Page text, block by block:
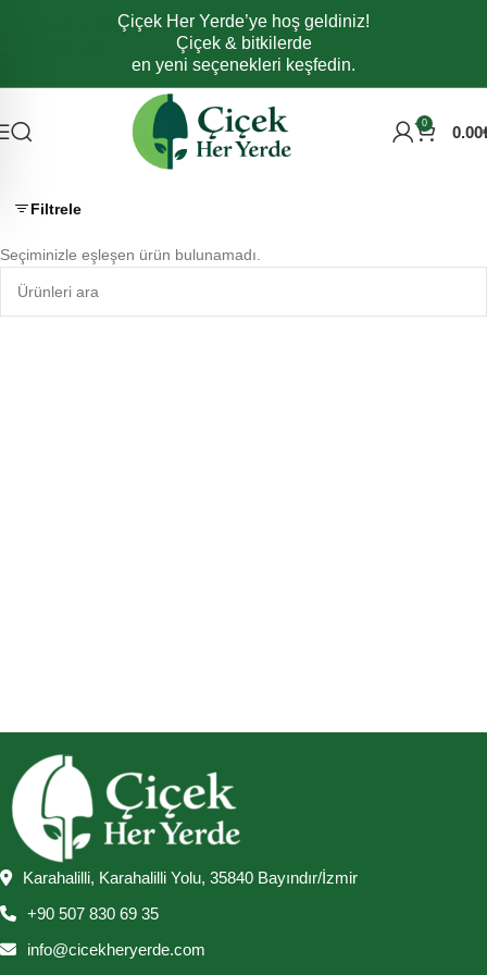
Navigasyona atlaÇiçek Her Yerde’ye hoş geldiniz!
Çiçek & bitkilerde
en yeni seçenekleri keşfedin.
0 0.00
Filtrele
Seçiminizle eşleşen ürün bulunamadı.
Karahalilli, Karahalilli Yolu, 35840 Bayındır/İzmir
+90 507 830 69 35
info@cicekheryerde.com